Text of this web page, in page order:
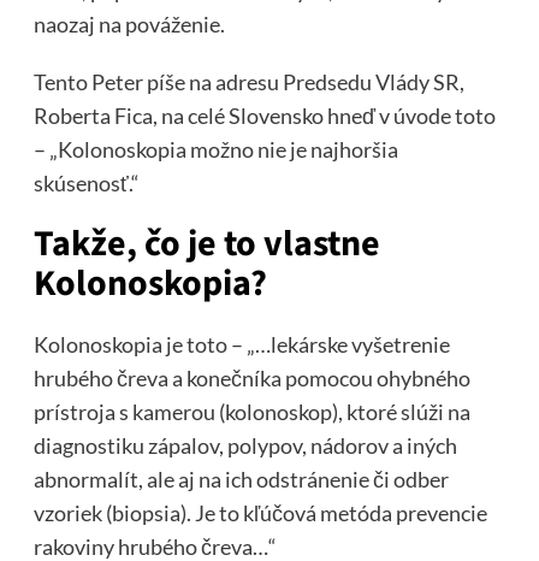
naozaj na pováženie.
Tento Peter píše na adresu Predsedu Vlády SR,
Roberta Fica, na celé Slovensko hneď v úvode toto
– „Kolonoskopia možno nie je najhoršia
skúsenosť.“
Takže, čo je to vlastne
Kolonoskopia?
Kolonoskopia je toto – „…lekárske vyšetrenie
hrubého čreva a konečníka pomocou ohybného
prístroja s kamerou (kolonoskop), ktoré slúži na
diagnostiku zápalov, polypov, nádorov a iných
abnormalít, ale aj na ich odstránenie či odber
vzoriek (biopsia). Je to kľúčová metóda prevencie
rakoviny hrubého čreva…“